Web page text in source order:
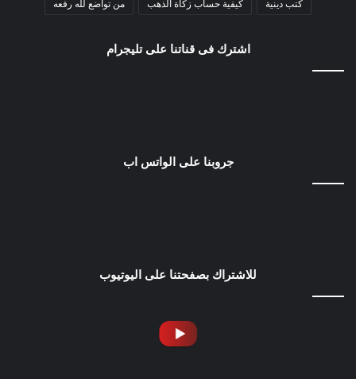
كتب دينية كيفية حساب زكاة الذهب من تواضع لله رفعه
اشترك فى قناتنا على تليجرام
جروبنا على الواتس اب
للاشتراك بصفحتنا على اليوتيوب